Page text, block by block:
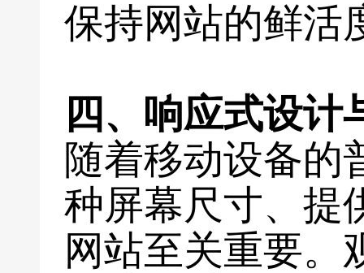
保持网站的鲜活
四、响应式设计
随着移动设备的
种屏幕尺寸、提
网站至关重要。